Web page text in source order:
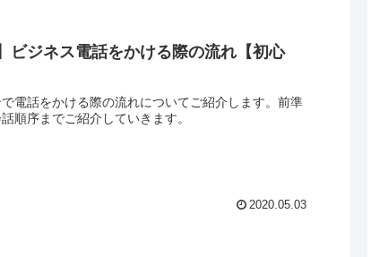
ビジネス電話をかける際の流れ【初心
電話をかける際の流れについてご紹介します。前準
順序までご紹介していきます。
2020.05.03